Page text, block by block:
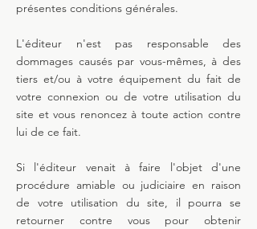
présentes conditions générales.
L'éditeur n'est pas responsable des
dommages causés par vous-mêmes, à des
tiers et/ou à votre équipement du fait de
votre connexion ou de votre utilisation du
site et vous renoncez à toute action contre
lui de ce fait.
Si l'éditeur venait à faire l'objet d'une
procédure amiable ou judiciaire en raison
de votre utilisation du site, il pourra se
retourner contre vous pour obtenir